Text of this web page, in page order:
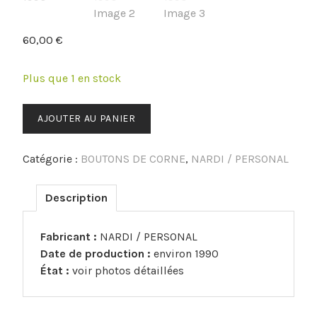
60,00 €
Plus que 1 en stock
de
personnel
Nardi
années
1990
AJOUTER AU PANIER
Catégorie : BOUTONS DE CORNE, NARDI / PERSONAL
Description
Fabricant : NARDI / PERSONAL
Date de production : environ 1990
État : voir photos détaillées